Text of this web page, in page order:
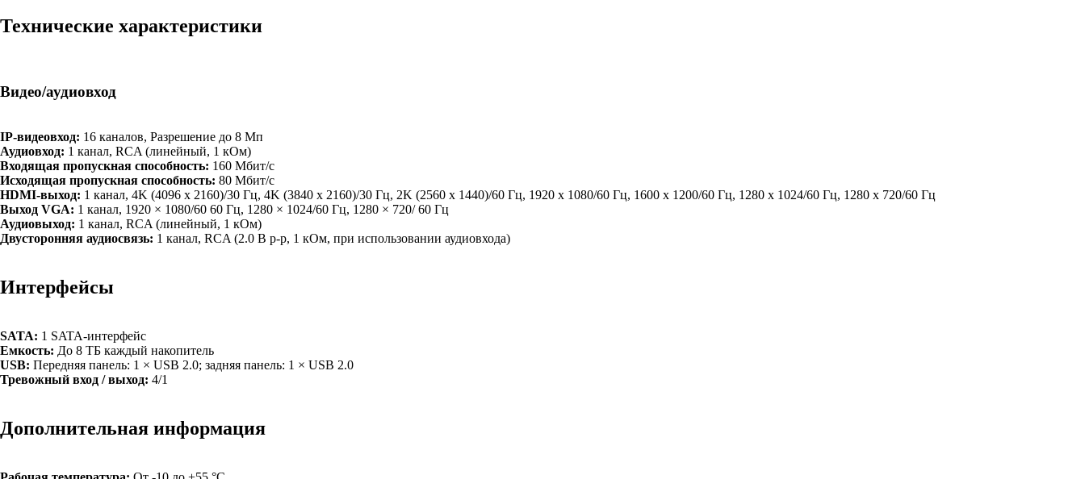
Технические характеристики
Видео/аудиовход
IP-видеовход: 16 каналов, Разрешение до 8 Мп
Аудиовход: 1 канал, RCA (линейный, 1 кОм)
Входящая пропускная способность: 160 Мбит/с
Исходящая пропускная способность: 80 Мбит/с
HDMI-выход: 1 канал, 4K (4096 x 2160)/30 Гц, 4K (3840 x 2160)/30 Гц, 2K (2560 x 1440)/60 Гц, 1920 x 1080/60 Гц, 1600 x 1200/60 Гц, 1280 x 1024/60 Гц, 1280 x 720/60 Гц
Выход VGA: 1 канал, 1920 × 1080/60 60 Гц, 1280 × 1024/60 Гц, 1280 × 720/ 60 Гц
Аудиовыход: 1 канал, RCA (линейный, 1 кОм)
Двусторонняя аудиосвязь: 1 канал, RCA (2.0 В p-p, 1 кОм, при использовании аудиовхода)
Интерфейсы
SATA: 1 SATA-интерфейс
Емкость: До 8 ТБ каждый накопитель
USB: Передняя панель: 1 × USB 2.0; задняя панель: 1 × USB 2.0
Тревожный вход / выход: 4/1
Дополнительная информация